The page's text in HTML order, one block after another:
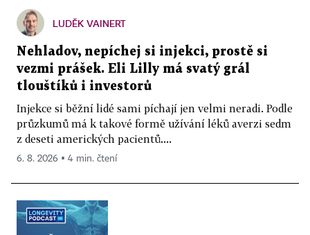
LUDĚK VAINERT
Nehladov, nepíchej si injekci, prostě si
vezmi prášek. Eli Lilly má svatý grál
tlouštíků i investorů
Injekce si běžní lidé sami píchají jen velmi neradi. Podle
průzkumů má k takové formě užívání léků averzi sedm
z deseti amerických pacientů....
6. 8. 2026 ▪ 4 min. čtení